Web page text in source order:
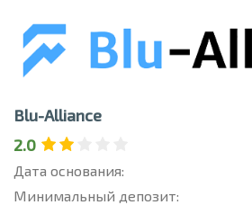
Blu-Alliance
2.0
Дата основания:
Минимальный депозит: